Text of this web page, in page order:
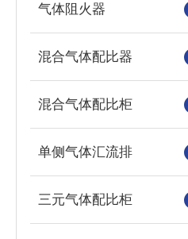
气体阻火器
混合气体配比器
混合气体配比柜
单侧气体汇流排
三元气体配比柜